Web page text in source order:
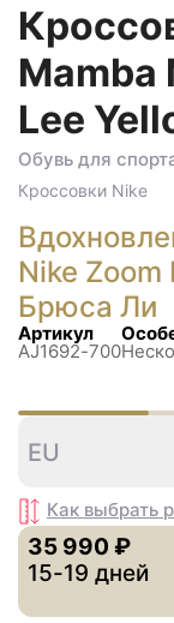
Mamba
Lee
Обувь для
Кроссовки Nike
Nike
Брюса Ли
Артикул
AJ1692-700
EU
Как выбрать
35 990 ₽
15-19 дней